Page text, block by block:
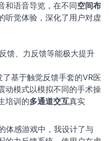
和语音导览，在不同空间布
听觉体验，深化了用户对虚
馈、力反馈等能极大提升
了基于触觉反馈手套的VR医
动模式以模拟不同的手术操
培训的多通道交互真实
体感游戏中，我设计了与